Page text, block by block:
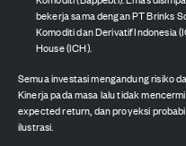
bekerja sama dengan PT Brinks
Komoditi dan Derivatif Indonesia
House (ICH).
Semua investasi mengandung risiko
Kinerja pada masa lalu tidak
expected return, dan proyeksi
ilustrasi.